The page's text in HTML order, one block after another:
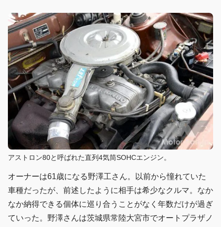
アストロン80と呼ばれた直列4気筒SOHCエンジン。
オーナーは61歳になる野澤工さん。以前から憧れていた
車種だったが、前述したように相手は希少なクルマ。なか
なか納得できる個体に巡り合うことがなく年数だけが過ぎ
ていった。野澤さんは茨城県常陸大宮市でオートプラザノ